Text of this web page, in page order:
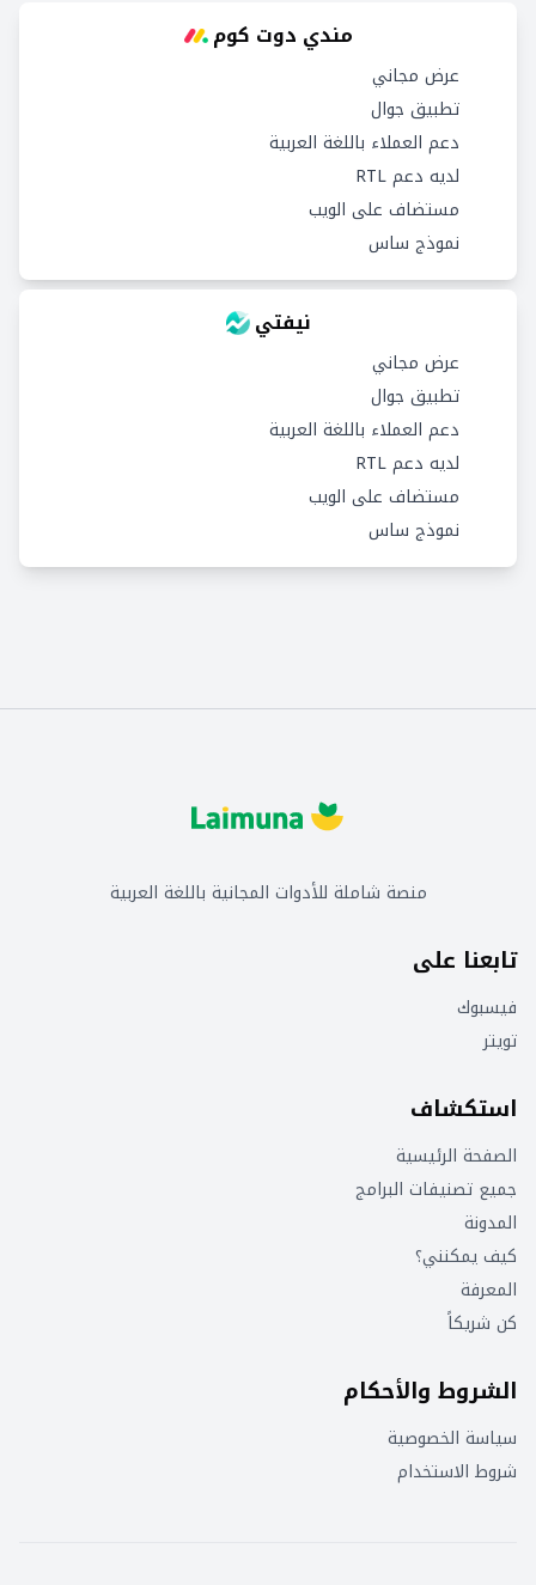
مندي دوت كوم
عرض مجاني
تطبيق جوال
دعم العملاء باللغة العربية
لديه دعم RTL
مستضاف على الويب
نموذج ساس
نيفتي
عرض مجاني
تطبيق جوال
دعم العملاء باللغة العربية
لديه دعم RTL
مستضاف على الويب
نموذج ساس
منصة شاملة للأدوات المجانية باللغة العربية
تابعنا على
فيسبوك
تويتر
استكشاف
الصفحة الرئيسية
جميع تصنيفات البرامج
المدونة
كيف يمكنني؟
المعرفة
كن شريكاً
الشروط والأحكام
سياسة الخصوصية
شروط الاستخدام